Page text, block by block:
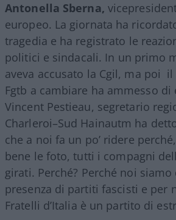
Antonella Sberna,
europeo. La giornata ha
tragedia e ha registrato le
politici e sindacali. In un primo
aveva accusato la Cgil, ma poi
Fgtb a cambiare ha ammesso di
Vincent Pestieau, segretario
Charleroi–Sud Hainautm ha
che a noi fa un po’ ridere
bene le foto, tutti i compagni
girati. Perché? Perché noi
presenza di partiti fascisti e per
Fratelli d’Italia è un partito di